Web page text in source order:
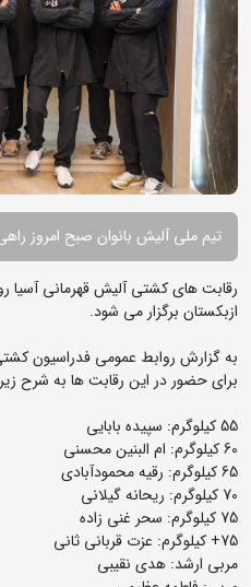
تیم ملی آلیش بانوان صبح امروز
ازبکستان برگزار می شود.
به گزارش روابط عمومی فدراسیون
برای حضور در این رقابت ها به شرح
55 کیلوگرم: سپیده بابایی
60 کیلوگرم: ام البنین محسنی
65 کیلوگرم: رقیه محمودآبادی
70 کیلوگرم: ریحانه گیلانی
75 کیلوگرم: سحر غنی زاده
75+ کیلوگرم: عزت قربانی ثانی
مربی ارشد: هدی نقیبی